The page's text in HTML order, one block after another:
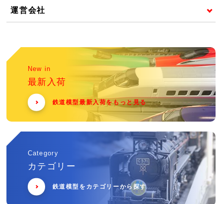
運営会社
New in
最新入荷
鉄道模型最新入荷をもっと見る
Category
カテゴリー
鉄道模型をカテゴリーから探す